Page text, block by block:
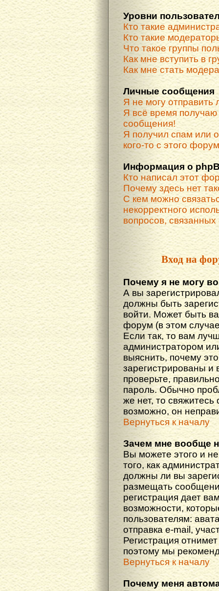
Уровни
Кто такие
Кто такие
Что такое группы
Как мне вступить в
Как мне стать
Личные сообщения
Я не могу
Я всё время
сообщения!
Я получил спам или
кого-то с этого
Информация о
Кто написал этот
Почему здесь нет
С кем можно
некорректного
вопросов,
Вход на
Почему я не могу
А вы
должны быть
войти. Может быть
форум (в этом
Если так, то вам
администратором
выяснить, почему
зарегистрированы и
проверьте,
пароль. Обычно
же нет, то
возможно, он
Вернуться к началу
Зачем мне вообще
Вы можете этого и
того, как
должны ли вы
размещать
регистрация дает
возможности,
пользователям:
отправка e-mail,
Регистрация
поэтому мы
Вернуться к началу
Почему меня